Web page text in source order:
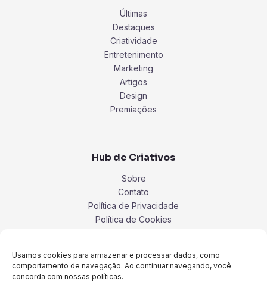
Usamos cookies para armazenar e processar dados, como
comportamento de navegação. Ao continuar navegando, você
concorda com nossas políticas.
Últimas
Destaques
Criatividade
Entretenimento
Marketing
Artigos
Design
Premiações
Hub de Criativos
Sobre
Contato
Política de Privacidade
Política de Cookies